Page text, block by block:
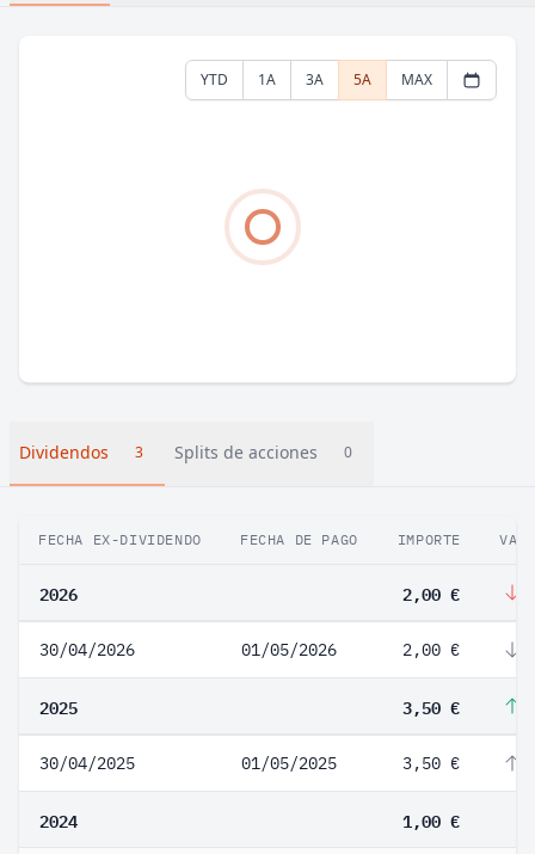
YTD 1A 3A 5A MAX
Dividendos 3 Splits de acciones 0
FECHA EX-DIVIDENDO FECHA DE PAGO IMPORTE
2026 2,00 €
30/04/2026 01/05/2026 2,00 €
2025 3,50 €
30/04/2025 01/05/2025 3,50 €
2024 1,00 €